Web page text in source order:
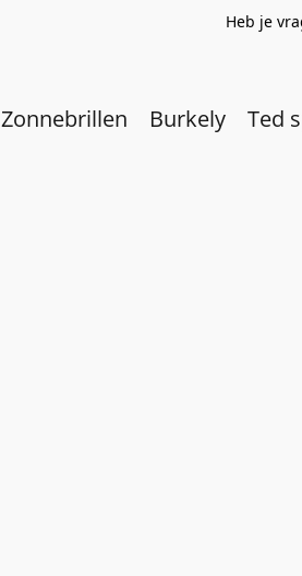
Heb je
Zonnebrillen Burkely Ted